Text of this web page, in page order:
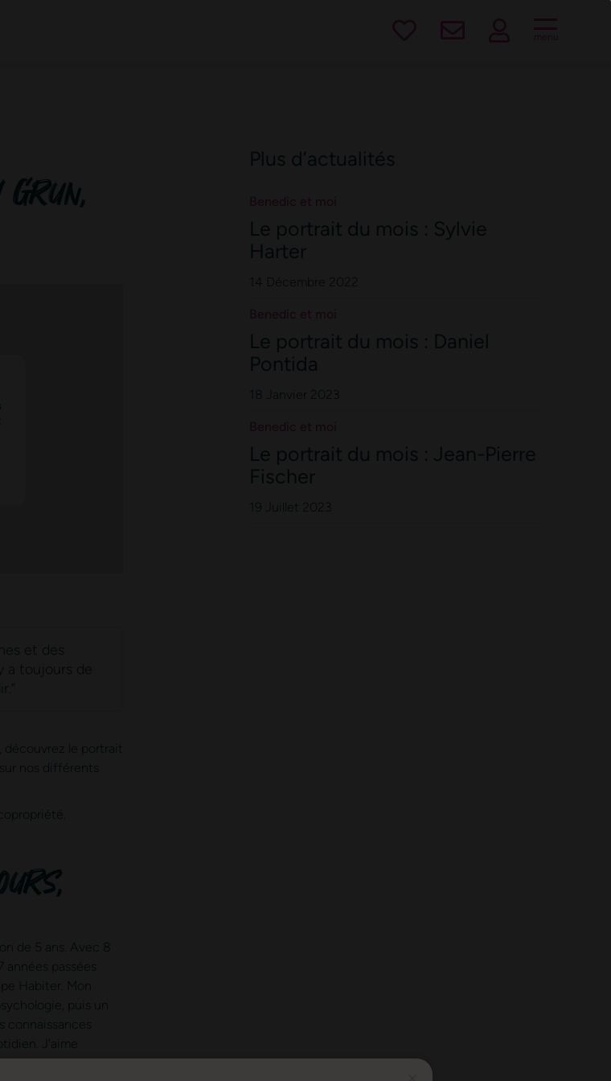
exploitées, traitées pour permettre de me recontacter. Découvrez comment nous recueillons, utilisons et partageons vos
et des
a toujours de
découvrez le portrait
nos différents
de 5 ans. Avec 8
passées
Habiter. Mon
puis un
J’aime
motivent dans
Plus d’actualités
Le portrait du mois : Sylvie
Harter
14 Décembre 2022
Le portrait du mois : Daniel
Pontida
18 Janvier 2023
Le portrait du mois : Jean-Pierre
Fischer
19 Juillet 2023